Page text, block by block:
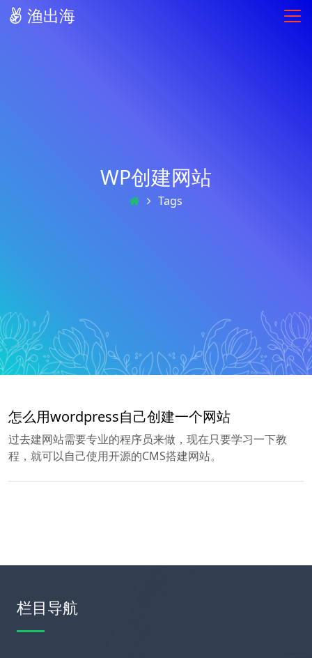
渔出海
WP创建网站
Tags
怎么用wordpress自己创建一个网站
过去建网站需要专业的程序员来做，现在只要学习一下教
程，就可以自己使用开源的CMS搭建网站。
栏目导航